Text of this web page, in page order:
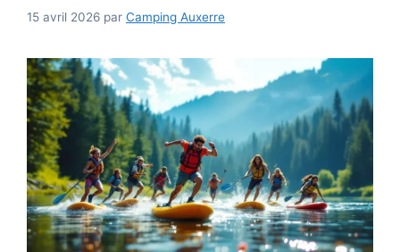
15 avril 2026 par Camping Auxerre